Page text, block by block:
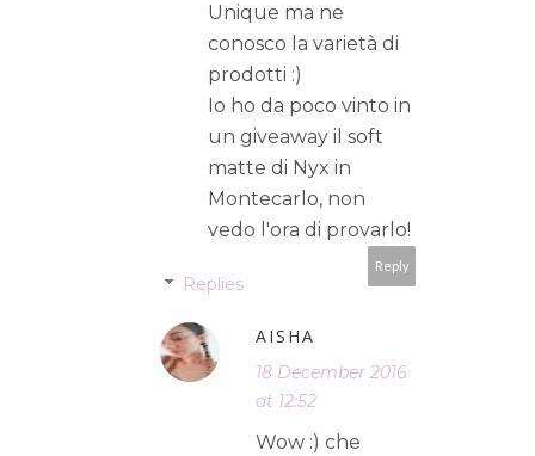
Unique ma ne
conosco la varietà di
prodotti :)
Io ho da poco vinto in
un giveaway il soft
matte di Nyx in
Montecarlo, non
vedo l'ora di provarlo!
Reply
Replies
AISHA
18 December 2016
at 12:52
Wow :) che